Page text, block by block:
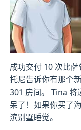
成功交付 10 次比萨
托尼告诉你有那个
301 房间。 Tina 将
呆了！如果你买了
滨别墅睡觉。